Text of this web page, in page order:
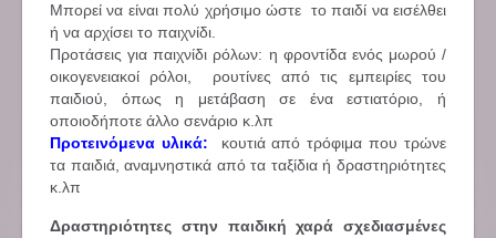
Μπορεί να είναι πολύ χρήσιμο ώστε το παιδί να εισέλθει
ή να αρχίσει το παιχνίδι.
Προτάσεις για παιχνίδι ρόλων: η φροντίδα ενός μωρού /
οικογενειακοί ρόλοι, ρουτίνες από τις εμπειρίες του
παιδιού, όπως η μετάβαση σε ένα εστιατόριο, ή
οποιοδήποτε άλλο σενάριο κ.λπ
Προτεινόμενα υλικά:
κουτιά από τρόφιμα που τρώνε
τα παιδιά, αναμνηστικά από τα ταξίδια ή δραστηριότητες
κ.λπ
Δραστηριότητες στην παιδική χαρά σχεδιασμένες